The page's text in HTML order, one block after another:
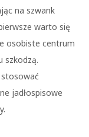
na szwank
warto się
osobiste centrum
szkodzą.
jadłospisowe